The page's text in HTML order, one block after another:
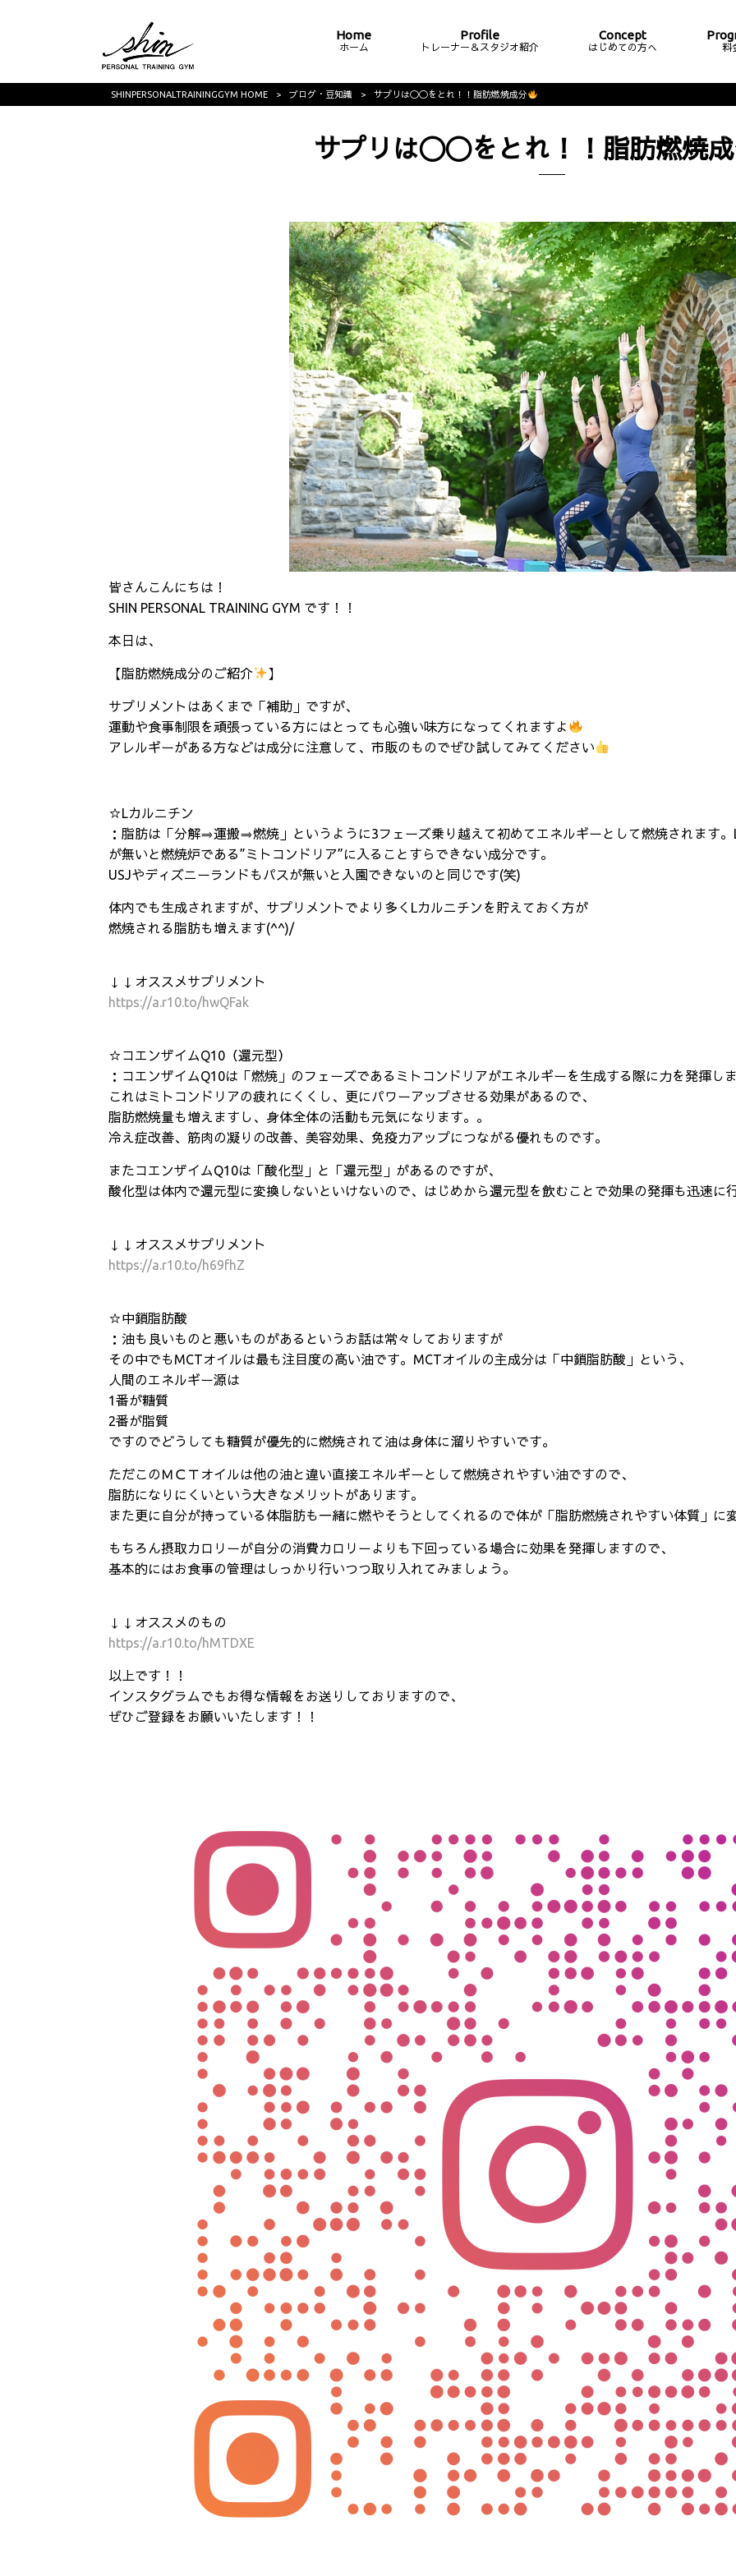
Home
ホーム
Profile
トレーナー＆スタジオ紹介
Concept
はじめての方へ 料
SHINPERSONALTRAININGGYM HOME > ブログ・豆知識 > サプリは〇〇をとれ！！脂肪燃焼成分
サプリは〇〇をとれ！！脂肪燃焼
皆さんこんにちは！
SHIN PERSONAL TRAINING GYM です！！
本日は、
【脂肪燃焼成分のご紹介 】
サプリメントはあくまで「補助」ですが、
運動や食事制限を頑張っている方にはとっても心強い味方になってくれますよ
アレルギーがある方などは成分に注意して、市販のものでぜひ試してみてください
☆Lカルニチン
：脂肪は「分解⇒運搬⇒燃焼」というように3フェーズ乗り越えて初めてエネルギーとして燃焼されます
が無いと燃焼炉である”ミトコンドリア”に入ることすらできない成分です。
USJやディズニーランドもパスが無いと入園できないのと同じです(笑)
体内でも生成されますが、サプリメントでより多くLカルニチンを貯えておく方が
燃焼される脂肪も増えます(^^)/
↓↓オススメサプリメント
https://a.r10.to/hwQFak
☆コエンザイムQ10（還元型）
：コエンザイムQ10は「燃焼」のフェーズであるミトコンドリアがエネルギーを生成する際に力を発揮しま
これはミトコンドリアの疲れにくくし、更にパワーアップさせる効果があるので、
脂肪燃焼量も増えますし、身体全体の活動も元気になります。。
冷え症改善、筋肉の凝りの改善、美容効果、免疫力アップにつながる優れものです。
またコエンザイムQ10は「酸化型」と「還元型」があるのですが、
酸化型は体内で還元型に変換しないといけないので、はじめから還元型を飲むことで効果の発揮も迅速に
↓↓オススメサプリメント
https://a.r10.to/h69fhZ
☆中鎖脂肪酸
：油も良いものと悪いものがあるというお話は常々しておりますが
その中でもMCTオイルは最も注目度の高い油です。MCTオイルの主成分は「中鎖脂肪酸」という、
人間のエネルギー源は
1番が糖質
2番が脂質
ですのでどうしても糖質が優先的に燃焼されて油は身体に溜りやすいです。
ただこのＭＣＴオイルは他の油と違い直接エネルギーとして燃焼されやすい油ですので、
脂肪になりにくいという大きなメリットがあります。
また更に自分が持っている体脂肪も一緒に燃やそうとしてくれるので体が「脂肪燃焼されやすい体質」に
もちろん摂取カロリーが自分の消費カロリーよりも下回っている場合に効果を発揮しますので、
基本的にはお食事の管理はしっかり行いつつ取り入れてみましょう。
↓↓オススメのもの
https://a.r10.to/hMTDXE
以上です！！
インスタグラムでもお得な情報をお送りしておりますので、
ぜひご登録をお願いいたします！！